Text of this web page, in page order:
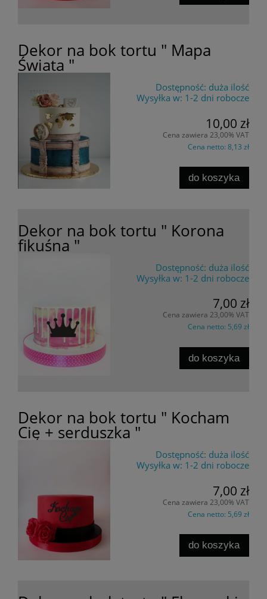
Dekor na bok tortu " Mapa
Świata "
Dostępność: duża ilość
Wysyłka w: 1-2 dni robocze
10,00 zł
Cena zawiera 23,00% VAT
Cena netto: 8,13 zł
do koszyka
Dekor na bok tortu " Korona
fikuśna "
Dostępność: duża ilość
Wysyłka w: 1-2 dni robocze
7,00 zł
Cena zawiera 23,00% VAT
Cena netto: 5,69 zł
do koszyka
Dekor na bok tortu " Kocham
Cię + serduszka "
Dostępność: duża ilość
Wysyłka w: 1-2 dni robocze
7,00 zł
Cena zawiera 23,00% VAT
Cena netto: 5,69 zł
do koszyka